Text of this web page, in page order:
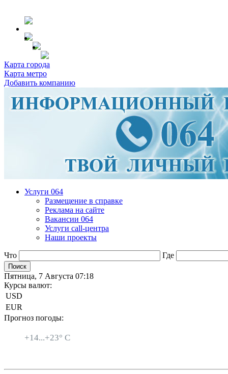
Карта города
Карта метро
Добавить компанию
Услуги 064
Размещение в справке
Реклама на сайте
Вакансии 064
Услуги call-центра
Наши проекты
Что Где
Пятница, 7 Августа 07:18
Курсы валют:
USD
EUR
Прогноз погоды:
+14...+23° C